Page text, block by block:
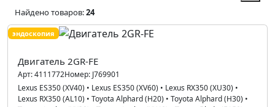
Найдено товаров:24
эндоскопия
Двигатель 2GR-FE
Арт:4111772Номер: J769901
Lexus ES350 (XV40) • Lexus ES350 (XV60) • Lexus RX350 (XU30) •
Lexus RX350 (AL10) • Toyota Alphard (H20) • Toyota Alphard (H30) •